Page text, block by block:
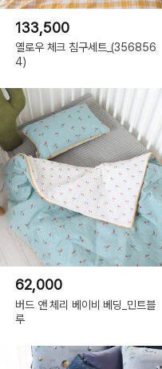
133,500
옐로우 체크 침구세트_(356856
4)
62,000
버드 앤 체리 베이비 베딩_민트블
루